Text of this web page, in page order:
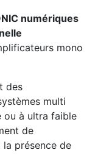
numériques
mono
des
multi
ou à ultra faible
de
présence de